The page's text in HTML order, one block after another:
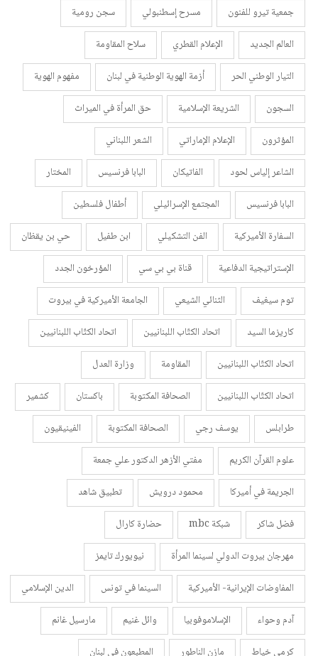
جمعية تيرو للفنون
مسرح إسطنبولي
سجن رومية
العالم الجديد
الإعلام القطري
سلاح المقاومة
التيار الوطني الحر
أزمة الهوية الوطنية في لبنان
مفهوم الهوية
السجون
الشريعة الإسلامية
حق المرأة في الميراث
المؤثرون
الإعلام الإماراتي
الشعر اللبناني
الشاعر إلياس لحود
الفاتيكان البابا فرنسيس
المختار
البابا فرنسيس
المجتمع الإسرائيلي
أطفال فلسطين
السفارة الأميركية
الفن التشكيلي ابن طفيل
حي بن يقظان
الإستراتيجية الدفاعية
قناة بي بي سي
المؤرخون الجدد
توم سيغيف
الثنائي الشيعي
الجامعة الأميركية في بيروت
كاريزما السيد
اتحاد الكتّاب اللبنانيين
اتحاد الكتّاب اللبنانيين
اتحاد الكتّاب اللبنانيين
المقاومة
وزارة العدل
اتحاد الكتّاب اللبنانيين
الصحافة المكتوبة باكستان
كشمير
طرابلس
يوسف رجي الصحافة المكتوبة
الفينيقيون
علوم القرآن الكريم
مفتي الأزهر الدكتور علي جمعة
الجريمة في أميركا
محمود درويش
تطبيق شاهد
فضل شاكر
شبكة mbc
حضارة كارال
مهرجان بيروت الدولي لسينما المرأة
نيويورك تايمز
المفاوضات الإيرانية- الأميركية
السينما في تونس
الدين الإسلامي
آدم وحواء
الإسلاموفوبيا وائل غنيم
مارسيل غانم
كرمى خياط
مازن الناطور المطبعون في لبنان